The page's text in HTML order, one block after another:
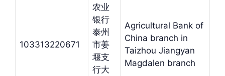
103313220671
农业
银行
泰州
市姜
堰支
行大
Agricultural Bank of
China branch in
Taizhou Jiangyan
Magdalen branch